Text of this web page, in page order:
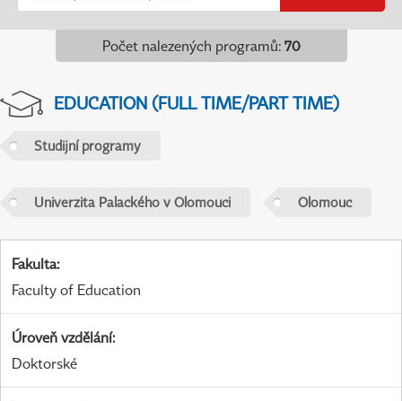
Počet nalezených programů: 70
EDUCATION (FULL TIME/PART TIME)
Studijní programy
Univerzita Palackého v Olomouci Olomouc
Fakulta:
Faculty of Education
Úroveň vzdělání:
Doktorské